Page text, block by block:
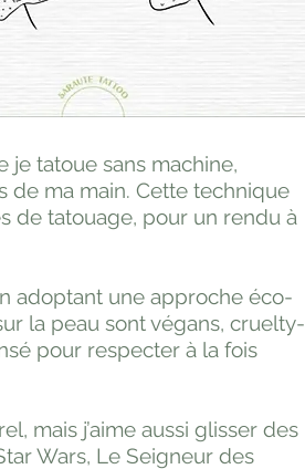
je tatoue sans machine,
de ma main. Cette technique
de tatouage, pour un rendu à
adoptant une approche éco-
la peau sont végans, cruelty-
pour respecter à la fois
mais j’aime aussi glisser des
Wars, Le Seigneur des